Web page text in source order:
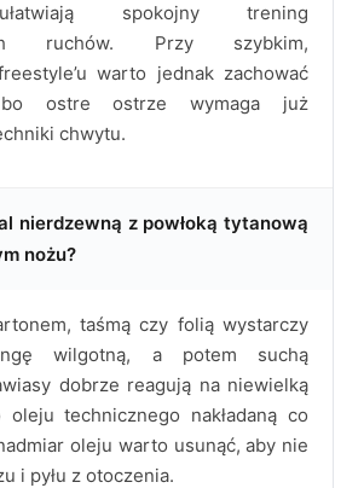
spokojny trening
ruchów. Przy szybkim,
warto jednak zachować
bo ostre ostrze wymaga już
chwytu.
nierdzewną z powłoką tytanową
nożu?
taśmą czy folią wystarczy
wilgotną, a potem suchą
dobrze reagują na niewielką
technicznego nakładaną co
oleju warto usunąć, aby nie
i pyłu z otoczenia.